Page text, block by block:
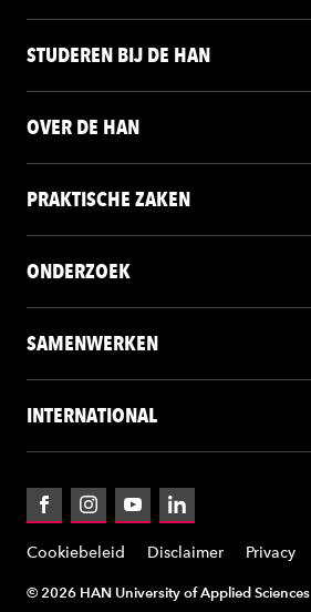
STUDEREN BIJ DE HAN
OVER DE HAN
PRAKTISCHE ZAKEN
ONDERZOEK
SAMENWERKEN
INTERNATIONAL
FacebookInstagramYouTubeLinkedIn
Cookiebeleid Disclaimer Privacy
© 2026 HAN University of Applied Sciences